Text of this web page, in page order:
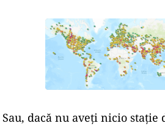
Sau, dacă nu aveți nicio stație